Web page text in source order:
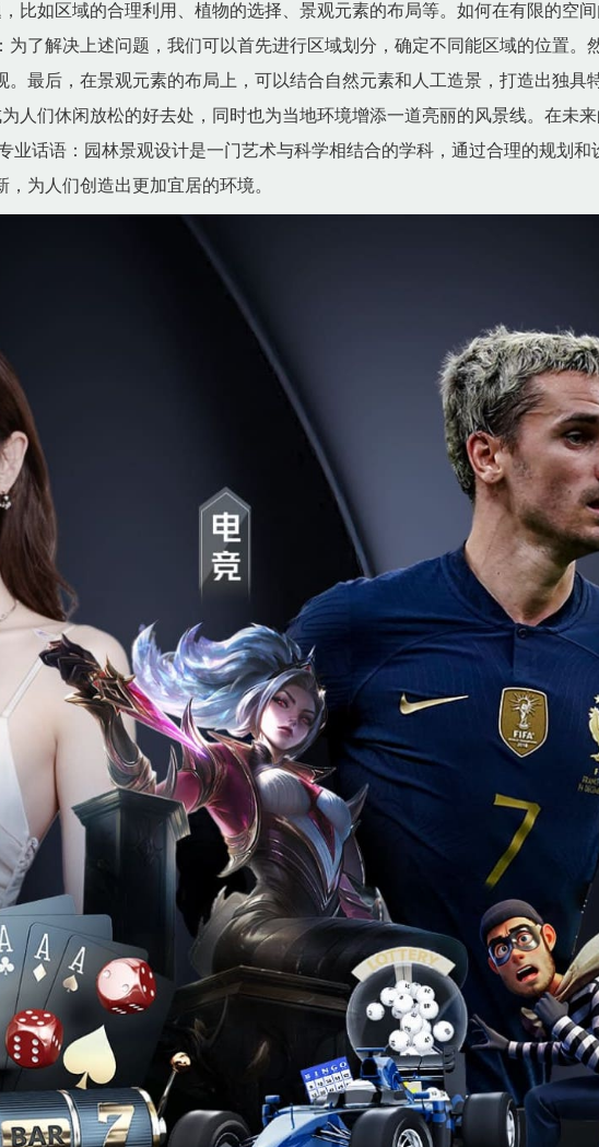
比如区域的合理利用、植物的选择、景观元素的布局等。如何在有限的空
了解决上述问题，我们可以首先进行区域划分，确定不同能区域的位置。
最后，在景观元素的布局上，可以结合自然元素和人工造景，打造出独具
人们休闲放松的好去处，同时也为当地环境增添一道亮丽的风景线。在未
业话语：园林景观设计是一门艺术与科学相结合的学科，通过合理的规划
为人们创造出更加宜居的环境。